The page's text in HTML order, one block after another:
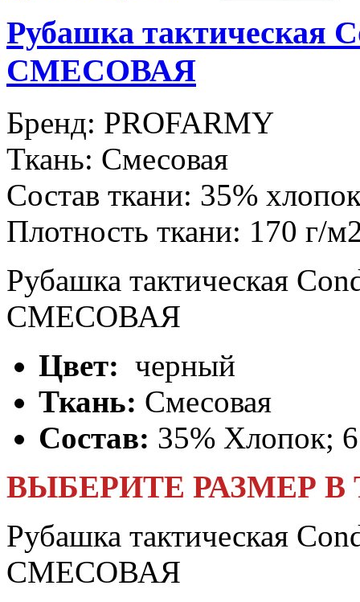
Рубашка тактическая
СМЕСОВАЯ
Бренд: PROFARMY
Ткань: Смесовая
Состав ткани: 35%
Плотность ткани: 170 г/
Рубашка тактическая
СМЕСОВАЯ
Цвет: черный
Ткань: Смесовая
Состав: 35% Хлопок;
ВЫБЕРИТЕ РАЗМЕР В
Рубашка тактическая
СМЕСОВАЯ